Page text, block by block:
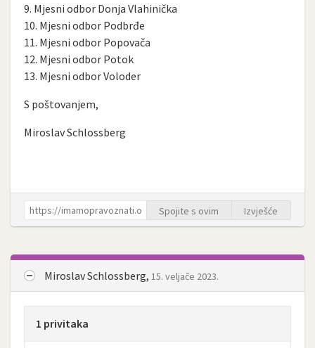
9. Mjesni odbor Donja Vlahinička
10. Mjesni odbor Podbrđe
11. Mjesni odbor Popovača
12. Mjesni odbor Potok
13. Mjesni odbor Voloder
S poštovanjem,
Miroslav Schlossberg
Spojite s ovim Izvješće
Miroslav Schlossberg, 15. veljače 2023.
1 privitaka